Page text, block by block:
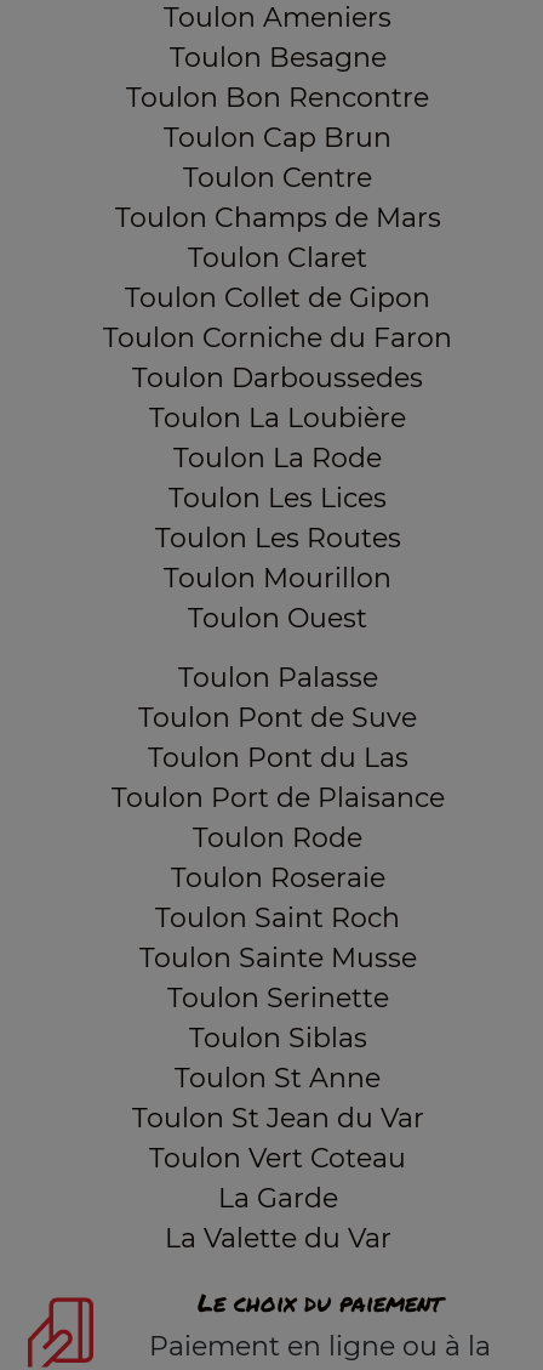
Toulon Ameniers
Toulon Besagne
Toulon Bon Rencontre
Toulon Cap Brun
Toulon Centre
Toulon Champs de Mars
Toulon Claret
Toulon Collet de Gipon
Toulon Corniche du Faron
Toulon Darboussedes
Toulon La Loubière
Toulon La Rode
Toulon Les Lices
Toulon Les Routes
Toulon Mourillon
Toulon Ouest
Toulon Palasse
Toulon Pont de Suve
Toulon Pont du Las
Toulon Port de Plaisance
Toulon Rode
Toulon Roseraie
Toulon Saint Roch
Toulon Sainte Musse
Toulon Serinette
Toulon Siblas
Toulon St Anne
Toulon St Jean du Var
Toulon Vert Coteau
La Garde
La Valette du Var
Le choix du paiement
Paiement en ligne ou à la